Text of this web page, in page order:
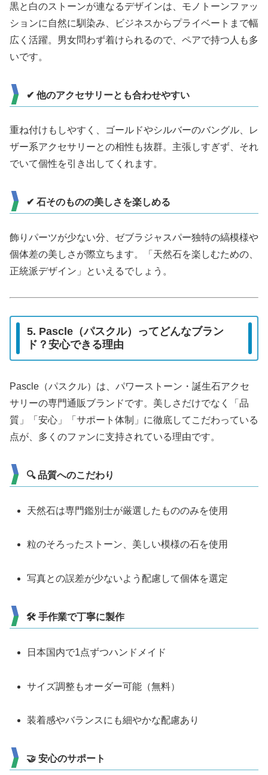
黒と白のストーンが連なるデザインは、モノトーンファッ
ションに自然に馴染み、ビジネスからプライベートまで幅
広く活躍。男女問わず着けられるので、ペアで持つ人も多
いです。
✔ 他のアクセサリーとも合わせやすい
重ね付けもしやすく、ゴールドやシルバーのバングル、レ
ザー系アクセサリーとの相性も抜群。主張しすぎず、それ
でいて個性を引き出してくれます。
✔ 石そのものの美しさを楽しめる
飾りパーツが少ない分、ゼブラジャスパー独特の縞模様や
個体差の美しさが際立ちます。「天然石を楽しむための、
正統派デザイン」といえるでしょう。
5. Pascle（パスクル）ってどんなブラン
ド？安心できる理由
Pascle（パスクル）は、パワーストーン・誕生石アクセ
サリーの専門通販ブランドです。美しさだけでなく「品
質」「安心」「サポート体制」に徹底してこだわっている
点が、多くのファンに支持されている理由です。
🔍 品質へのこだわり
天然石は専門鑑別士が厳選したもののみを使用
粒のそろったストーン、美しい模様の石を使用
写真との誤差が少ないよう配慮して個体を選定
🛠 手作業で丁寧に製作
日本国内で1点ずつハンドメイド
サイズ調整もオーダー可能（無料）
装着感やバランスにも細やかな配慮あり
🤝 安心のサポート